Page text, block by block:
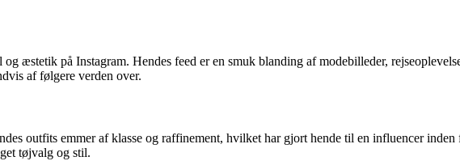
æstetik på Instagram. Hendes feed er en smuk blanding af modebilleder,
af følgere verden over.
outfits emmer af klasse og raffinement, hvilket har gjort hende til en influencer
tøjvalg og stil.